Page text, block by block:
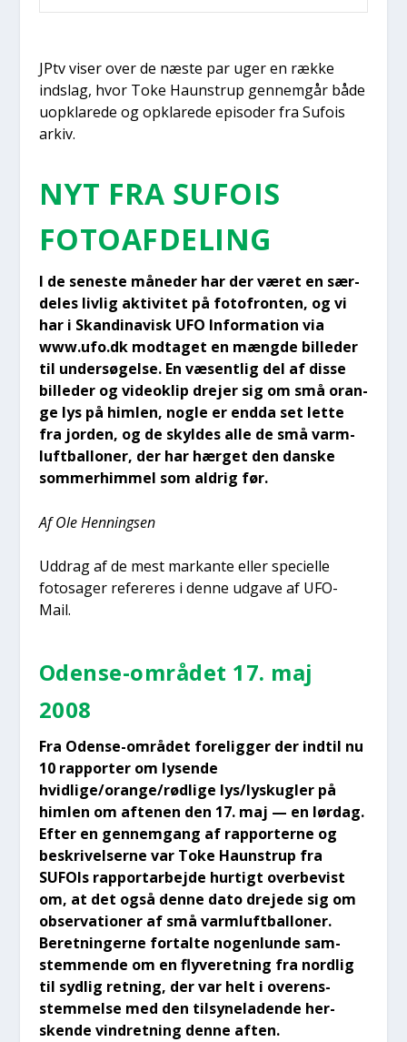
JPtv viser over de næste par uger en ræk­ke
indslag, hvor Toke Haun­strup gen­nem­går både
uopkla­re­de og opkla­re­de epi­so­der fra Sufois
arkiv.
NYT FRA SUFOIS
FOTO­AF­DE­LING
I de sene­ste måne­der har der været en sær­
de­les liv­lig akti­vi­tet på fotof­ron­ten, og vi
har i Skan­di­na­visk UFO Infor­ma­tion via
www.ufo.dk mod­ta­get en mæng­de bil­le­der
til under­sø­gel­se. En væsent­lig del af dis­se
bil­le­der og videoklip dre­jer sig om små oran­
ge lys på him­len, nog­le er end­da set let­te
fra jor­den, og de skyl­des alle de små varm­
luft­bal­lo­ner, der har hær­get den dan­ske
som­mer­him­mel som aldrig før.
Af Ole Hen­nings­en
Uddrag af de mest mar­kan­te eller spe­ci­el­le
fotosa­ger refe­re­res i den­ne udga­ve af UFO-
Mail.
Oden­se-områ­det 17. maj
2008
Fra Oden­se-områ­det fore­lig­ger der ind­til nu
10 rap­por­ter om lysen­de
hvidlige/orange/rødlige lys/lyskugler på
him­len om afte­nen den 17. maj — en lør­dag.
Efter en gen­nem­gang af rap­por­ter­ne og
beskri­vel­ser­ne var Toke Haun­strup fra
SUFOIs rap­port­ar­bej­de hur­tigt over­be­vist
om, at det også den­ne dato dre­je­de sig om
obser­va­tio­ner af små varm­luft­bal­lo­ner.
Beret­nin­ger­ne for­tal­te nogen­lun­de sam­
stem­men­de om en fly­ve­ret­ning fra nord­lig
til syd­lig ret­ning, der var helt i over­ens­
stem­mel­se med den til­sy­ne­la­den­de her­
sken­de vin­dret­ning den­ne aften.